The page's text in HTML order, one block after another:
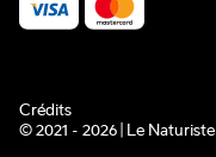
Crédits
© 2021 - 2026 | Le Naturiste